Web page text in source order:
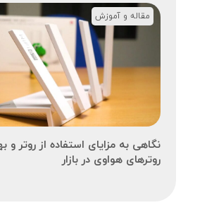
نگاهی به مزایای استفاده از روتر و
روترهای هواوی در بازار
مقاله و آموزش